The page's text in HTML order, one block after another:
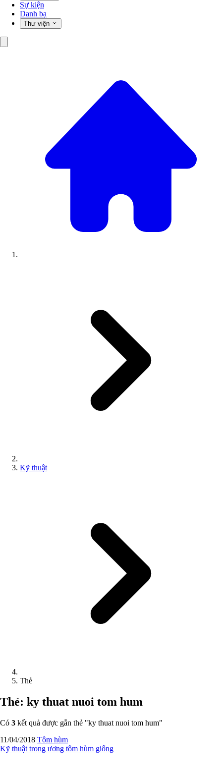
Sự kiện
Danh bạ
Thư viện
Kỹ thuật
Thẻ
Thẻ: ky thuat nuoi tom hum
Có 3 kết quả được gắn thẻ "ky thuat nuoi tom hum"
11/04/2018 Tôm hùm
Kỹ thuật trong ương tôm hùm giống